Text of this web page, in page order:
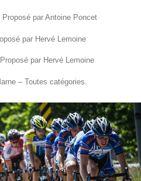
par Antoine Poncet
par Hervé Lemoine
par Hervé Lemoine
– Toutes catégories.